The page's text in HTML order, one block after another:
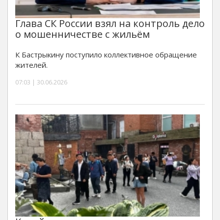
Глава СК России взял на контроль дело
о мошенничестве с жильём
К Бастрыкину поступило коллективное обращение
жителей.
07:03 | 30.06.2026